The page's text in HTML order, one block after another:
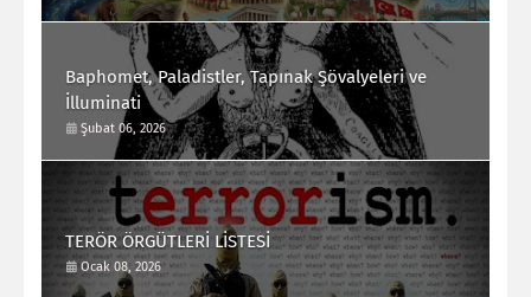
Baphomet, Paladistler, Tapınak Şövalyeleri ve
İlluminati
Şubat 06, 2026
TERÖR ÖRGÜTLERİ LİSTESİ
Ocak 08, 2026